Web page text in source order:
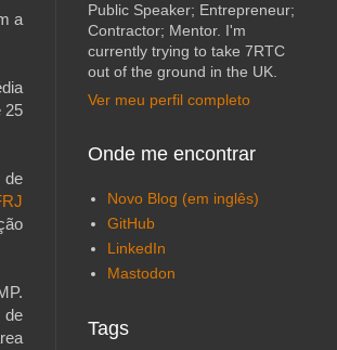
a
25
de
de
Public Speaker; Entrepreneur;
Contractor; Mentor. I'm
currently trying to take 7RTC
out of the ground in the UK.
Ver meu perfil completo
Onde me encontrar
Novo Blog (em inglês)
GitHub
LinkedIn
Mastodon
Tags